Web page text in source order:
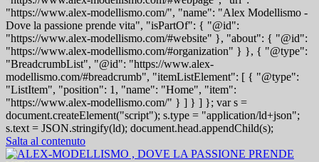
"https://www.alex-modellismo.com/", "name": "Alex Modellismo -
Dove la passione prende vita", "isPartOf": { "@id":
"https://www.alex-modellismo.com/#website" }, "about": { "@id":
"https://www.alex-modellismo.com/#organization" } }, { "@type":
"BreadcrumbList", "@id": "https://www.alex-
modellismo.com/#breadcrumb", "itemListElement": [ { "@type":
"ListItem", "position": 1, "name": "Home", "item":
"https://www.alex-modellismo.com/" } ] } ] }; var s =
document.createElement("script"); s.type = "application/ld+json";
s.text = JSON.stringify(ld); document.head.appendChild(s);
Salta al contenuto